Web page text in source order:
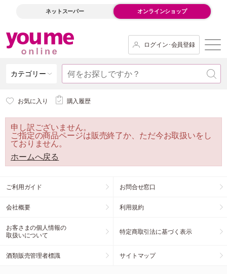
ネットスーパー オンラインショップ
ログイン･会員登録
カテゴリー
お気に入り 購入履歴
申し訳ございません。
ご指定の商品ページは販売終了か、ただ今お取扱いをし
ておりません。
ホームへ戻る
ご利用ガイド お問合せ窓口
会社概要 利用規約
お客さまの個人情報の
取扱いについて
特定商取引法に基づく表示
酒類販売管理者標識 サイトマップ